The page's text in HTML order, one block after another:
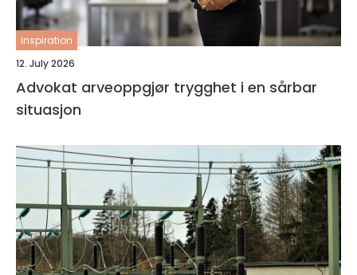
inspiration
12. July 2026
Advokat arveoppgjør trygghet i en sårbar
situasjon